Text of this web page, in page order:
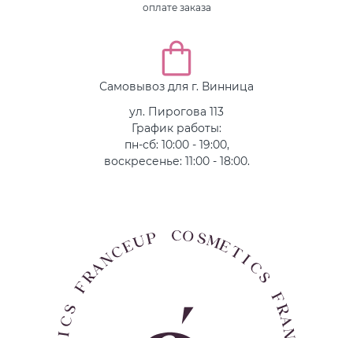
оплате заказа
Самовывоз для г. Винница
ул. Пирогова 113
График работы:
пн-сб: 10:00 - 19:00,
воскресенье: 11:00 - 18:00.